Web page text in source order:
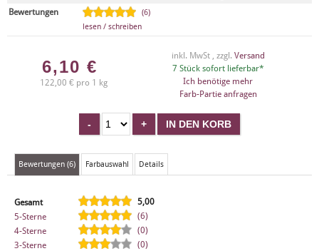
Bewertungen
(6)
lesen / schreiben
6,10 €
122,00 € pro 1 kg
inkl. MwSt , zzgl. Versand
7 Stück sofort lieferbar*
Ich benötige mehr
Farb-Partie anfragen
Bewertungen (6) Farbauswahl Details
Gesamt
5,00
5-Sterne
(6)
4-Sterne
(0)
3-Sterne
(0)